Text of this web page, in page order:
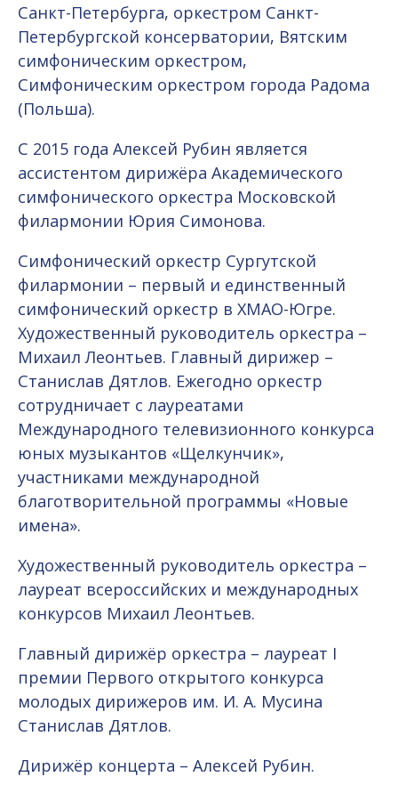
Санкт-Петербурга, оркестром Санкт-
Петербургской консерватории, Вятским
симфоническим оркестром,
Симфоническим оркестром города Радома
(Польша).
C 2015 года Алексей Рубин является
ассистентом дирижёра Академического
симфонического оркестра Московской
филармонии Юрия Симонова.
Симфонический оркестр Сургутской
филармонии – первый и единственный
симфонический оркестр в ХМАО-Югре.
Художественный руководитель оркестра –
Михаил Леонтьев. Главный дирижер –
Станислав Дятлов. Ежегодно оркестр
сотрудничает с лауреатами
Международного телевизионного конкурса
юных музыкантов «Щелкунчик»,
участниками международной
благотворительной программы «Новые
имена».
Художественный руководитель оркестра –
лауреат всероссийских и международных
конкурсов Михаил Леонтьев.
Главный дирижёр оркестра – лауреат I
премии Первого открытого конкурса
молодых дирижеров им. И. А. Мусина
Станислав Дятлов.
Дирижёр концерта – Алексей Рубин.